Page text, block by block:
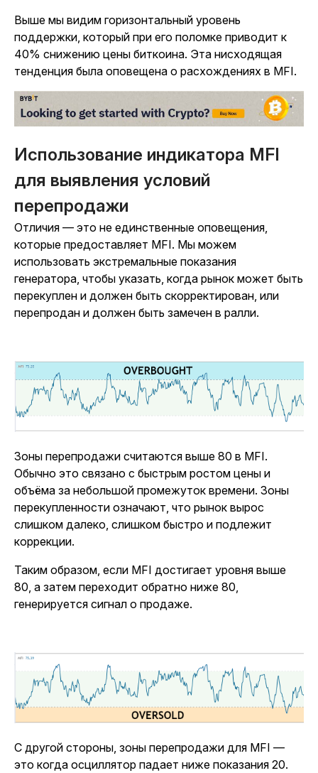
Выше мы видим горизонтальный уровень
поддержки, который при его поломке приводит к
40% снижению цены биткоина. Эта нисходящая
тенденция была оповещена о расхождениях в MFI.
Использование индикатора MFI
для выявления условий
перепродажи
Отличия — это не единственные оповещения,
которые предоставляет MFI. Мы можем
использовать экстремальные показания
генератора, чтобы указать, когда рынок может быть
перекуплен и должен быть скорректирован, или
перепродан и должен быть замечен в ралли.
Зоны перепродажи считаются выше 80 в MFI.
Обычно это связано с быстрым ростом цены и
объёма за небольшой промежуток времени. Зоны
перекупленности означают, что рынок вырос
слишком далеко, слишком быстро и подлежит
коррекции.
Таким образом, если MFI достигает уровня выше
80, а затем переходит обратно ниже 80,
генерируется сигнал о продаже.
С другой стороны, зоны перепродажи для MFI —
это когда осциллятор падает ниже показания 20.